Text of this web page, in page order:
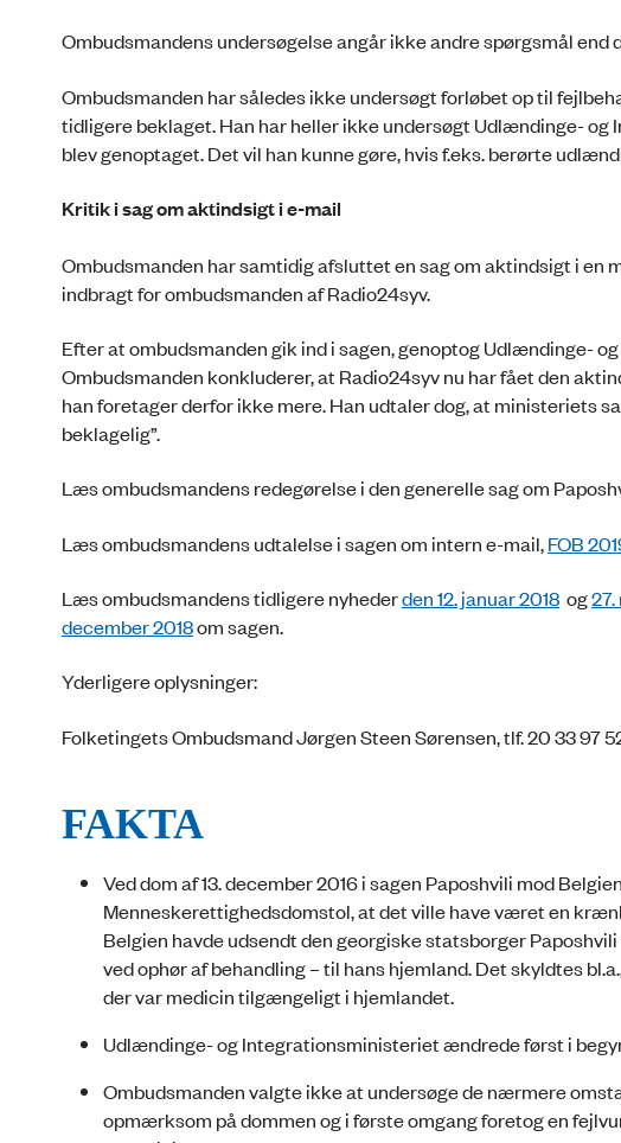
Ombudsmandens undersøgelse angår ikke andre spørgsmål end
Ombudsmanden har således ikke undersøgt forløbet op til
tidligere beklaget. Han har heller ikke undersøgt Udlændinge-
blev genoptaget. Det vil han kunne gøre, hvis f.eks. berørte
Kritik i sag om aktindsigt i e-mail
Ombudsmanden har samtidig afsluttet en sag om aktindsigt i en
indbragt for ombudsmanden af Radio24syv.
Efter at ombudsmanden gik ind i sagen, genoptog Udlændinge-
Ombudsmanden konkluderer, at Radio24syv nu har fået den
han foretager derfor ikke mere. Han udtaler dog, at ministeriets
beklagelig”.
Læs ombudsmandens redegørelse i den generelle sag om
Læs ombudsmandens udtalelse i sagen om intern e-mail,FOB
Læs ombudsmandens tidligere nyhederden 12. januar 2018 og
december 2018om sagen.
Yderligere oplysninger:
Folketingets Ombudsmand Jørgen Steen Sørensen, tlf. 20 33 97
FAKTA
Ved dom af 13. december 2016 i sagen Paposhvili mod
Menneskerettighedsdomstol, at det ville have været en
Belgien havde udsendt den georgiske statsborger
ved ophør af behandling – til hans hjemland. Det skyldtes
der var medicin tilgængeligt i hjemlandet.
Udlændinge- og Integrationsministeriet ændrede først i
Ombudsmanden valgte ikke at undersøge de nærmere
opmærksom på dommen og i første omgang foretog en